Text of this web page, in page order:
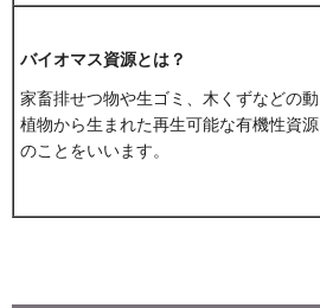
バイオマス資源とは？
家畜排せつ物や生ゴミ、木くずなどの動
植物から生まれた再生可能な有機性資源
のことをいいます。